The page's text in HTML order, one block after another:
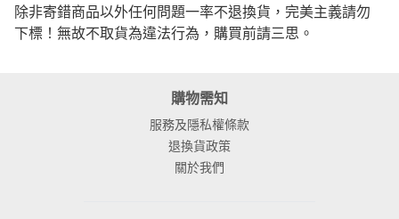
除非寄錯商品以外任何問題一率不退換貨，完美主義請勿
下標！無故不取貨為違法行為，購買前請三思。
購物需知
服務及隱私權條款
退換貨政策
關於我們